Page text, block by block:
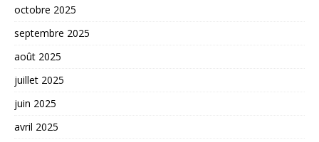
octobre 2025
septembre 2025
août 2025
juillet 2025
juin 2025
avril 2025